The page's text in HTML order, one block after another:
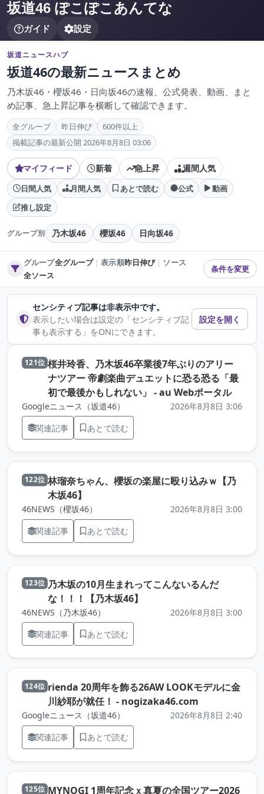
坂道46 ぽこぽこあんてな
ガイド 設定
坂道ニュースハブ
坂道46の最新ニュースまとめ
乃木坂46・櫻坂46・日向坂46の速報、公式発表、動画、まと
め記事、急上昇記事を横断して確認できます。
全グループ 昨日伸び
600件以上
掲載記事の最新公開 2026年8月8日 03:06
マイフィード 新着 急上昇 週間人気
日間人気 月間人気 あとで読む 公式
動画
推し設定
グループ別 乃木坂46 櫻坂46 日向坂46
グループ全グループ｜表示順昨日伸び｜ ソース
全ソース
条件を変更
センシティブ記事は非表示中です。
表示したい場合は設定の「センシティブ記
事も表示する」をONにできます。
設定を開く
121位 桜井玲香、乃木坂46卒業後7年ぶりのアリー
ナツアー 帝劇楽曲デュエットに恐る恐る「最
初で最後かもしれない」 - au Webポータル（元記
Googleニュース（坂道46）
2026年8月8日 3:06
関連記事
あとで読む
122位 林瑠奈ちゃん、櫻坂の楽屋に殴り込みｗ【乃
木坂46】
46NEWS（櫻坂46）
2026年8月8日 3:00
関連記事
あとで読む
123位 乃木坂の10月生まれってこんないるんだ
な！！！【乃木坂46】
46NEWS（乃木坂46）
2026年8月8日 3:00
関連記事
あとで読む
124位 rienda 20周年を飾る26AW LOOKモデルに金
川紗耶が就任！ - nogizaka46.com
Googleニュース（坂道46）
2026年8月8日 2:40
関連記事
あとで読む
125位 MYNOGI 1周年記念ｘ真夏の全国ツアー2026